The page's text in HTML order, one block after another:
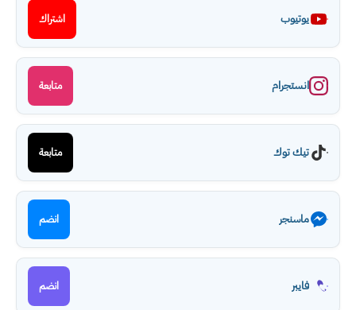
يوتيوب اشتراك
انستجرام متابعة
تيك توك متابعة
ماسنجر انضم
فايبر انضم